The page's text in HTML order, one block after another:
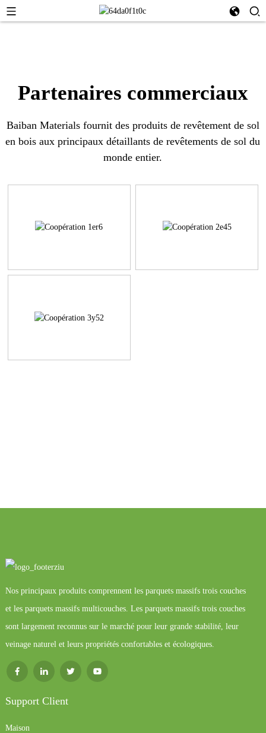
Partenaires commerciaux
Baiban Materials fournit des produits de revêtement de sol
en bois aux principaux détaillants de revêtements de sol du
monde entier.
Nos principaux produits comprennent les parquets massifs trois couches
et les parquets massifs multicouches. Les parquets massifs trois couches
sont largement reconnus sur le marché pour leur grande stabilité, leur
veinage naturel et leurs propriétés confortables et écologiques.
Support Client
Maison